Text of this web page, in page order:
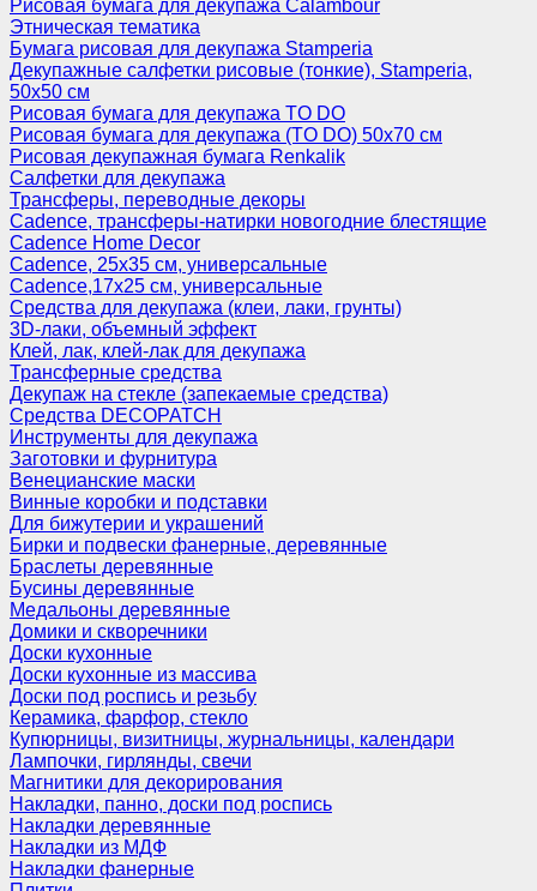
Рисовая бумага для декупажа Calambour
Этническая тематика
Бумага рисовая для декупажа Stamperia
Декупажные салфетки рисовые (тонкие), Stamperia,
50х50 см
Рисовая бумага для декупажа TO DO
Рисовая бумага для декупажа (TO DO) 50х70 см
Рисовая декупажная бумага Renkalik
Салфетки для декупажа
Трансферы, переводные декоры
Cadence, трансферы-натирки новогодние блестящие
Cadence Home Decor
Cadence, 25х35 см, универсальные
Cadence,17х25 см, универсальные
Средства для декупажа (клеи, лаки, грунты)
3D-лаки, объемный эффект
Клей, лак, клей-лак для декупажа
Трансферные средства
Декупаж на стекле (запекаемые средства)
Средства DECOPATCH
Инструменты для декупажа
Заготовки и фурнитура
Венецианские маски
Винные коробки и подставки
Для бижутерии и украшений
Бирки и подвески фанерные, деревянные
Браслеты деревянные
Бусины деревянные
Медальоны деревянные
Домики и скворечники
Доски кухонные
Доски кухонные из массива
Доски под роспись и резьбу
Керамика, фарфор, стекло
Купюрницы, визитницы, журнальницы, календари
Лампочки, гирлянды, свечи
Магнитики для декорирования
Накладки, панно, доски под роспись
Накладки деревянные
Накладки из МДФ
Накладки фанерные